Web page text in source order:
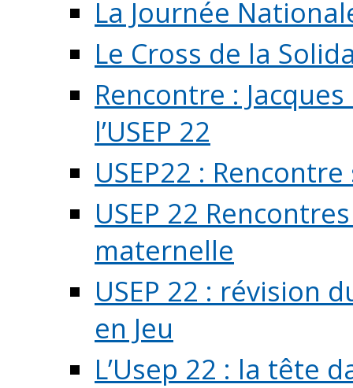
La Journée
Le Cross de la
Rencontre :
l’USEP 22
USEP22 :
USEP 22
maternelle
USEP 22 : révision
en Jeu
L’Usep 22 : la tête